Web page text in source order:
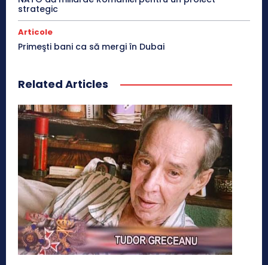
strategic
Articole
Primeşti bani ca să mergi în Dubai
Related Articles